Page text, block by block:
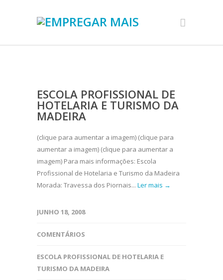
ESCOLA PROFISSIONAL DE
HOTELARIA E TURISMO DA
MADEIRA
(clique para aumentar a imagem) (clique para
aumentar a imagem) (clique para aumentar a
imagem) Para mais informações: Escola
Profissional de Hotelaria e Turismo da Madeira
Morada: Travessa dos Piornais... Ler mais →
JUNHO 18, 2008
COMENTÁRIOS
ESCOLA PROFISSIONAL DE HOTELARIA E
TURISMO DA MADEIRA